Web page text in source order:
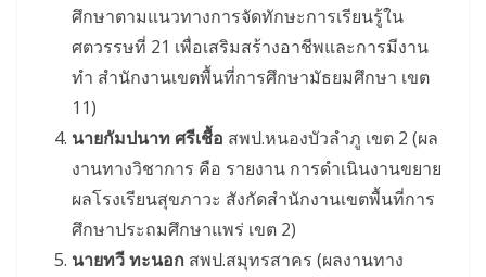
ศึกษาตามแนวทางการจัดทักษะการเรียนรู้ใน
ศตวรรษที่ 21 เพื่อเสริมสร้างอาชีพและการมีงาน
ทำ สำนักงานเขตพื้นที่การศึกษามัธยมศึกษา เขต
11)
นายกัมปนาท ศรีเชื้อ สพป.หนองบัวลำภู เขต 2 (ผล
งานทางวิชาการ คือ รายงาน การดำเนินงานขยาย
ผลโรงเรียนสุขภาวะ สังกัดสำนักงานเขตพื้นที่การ
ศึกษาประถมศึกษาแพร่ เขต 2)
นายทวี ทะนอก สพป.สมุทรสาคร (ผลงานทาง